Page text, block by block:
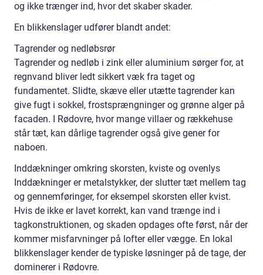
og ikke trænger ind, hvor det skaber skader.
En blikkenslager udfører blandt andet:
Tagrender og nedløbsrør
Tagrender og nedløb i zink eller aluminium sørger for, at
regnvand bliver ledt sikkert væk fra taget og
fundamentet. Slidte, skæve eller utætte tagrender kan
give fugt i sokkel, frostsprængninger og grønne alger på
facaden. I Rødovre, hvor mange villaer og rækkehuse
står tæt, kan dårlige tagrender også give gener for
naboen.
Inddækninger omkring skorsten, kviste og ovenlys
Inddækninger er metalstykker, der slutter tæt mellem tag
og gennemføringer, for eksempel skorsten eller kvist.
Hvis de ikke er lavet korrekt, kan vand trænge ind i
tagkonstruktionen, og skaden opdages ofte først, når der
kommer misfarvninger på lofter eller vægge. En lokal
blikkenslager kender de typiske løsninger på de tage, der
dominerer i Rødovre.